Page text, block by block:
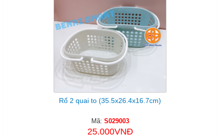
Rổ 2 quai to (35.5x26.4x16.7cm)
Mã: S029003
25.000VNĐ